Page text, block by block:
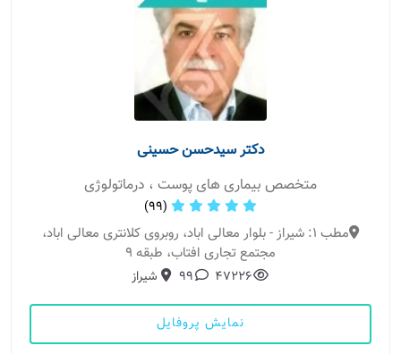
دکتر سیدحسن حسینی
متخصص بیماری های پوست ، درماتولوژی
(99)
مطب 1: شیراز - بلوار معالی اباد، روبروی کلانتری معالی اباد،
مجتمع تجاری افتاب، طبقه 9
47226
99 شیراز
نمایش پروفایل